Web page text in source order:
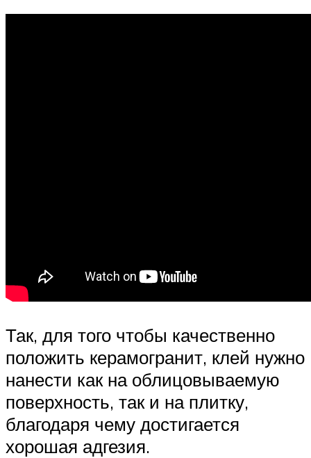
Так, для того чтобы качественно
положить керамогранит, клей нужно
нанести как на облицовываемую
поверхность, так и на плитку,
благодаря чему достигается
хорошая адгезия.